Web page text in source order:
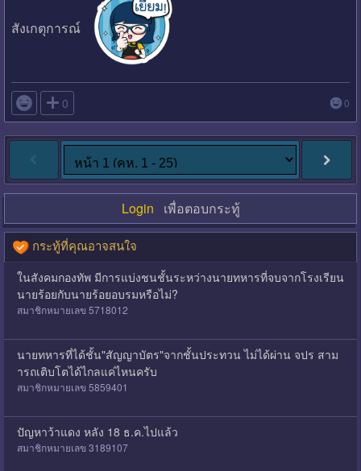
สังเกตุการณ์
 0 0
Login เพื่อตอบกระทู้
กระทู้ที่คุณอาจสนใจ
ในสังคมกองทัพ มีการแบ่งชนชั้นระหว่างนายทหารที่จบจากโรงเรียน
นายร้อยกับนายร้อยอบรมหรือไม่?
สมาชิกหมายเลข 5718012
นายทหารที่ได้ชั้น"สัญญาบัตร"จากชั้นประทวน ไม่ได้ผ่าน จปร สาม
ารถเติบโตได้ไกลแค่ไหนครับ
สมาชิกหมายเลข 5859401
ปัญหาว้าแดง หลัง 18 ธ.ค.ไปแล้ว
สมาชิกหมายเลข 3189107